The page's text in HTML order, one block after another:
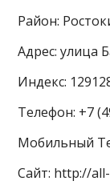
Район:
Адрес: улица
Индекс:
Телефон: +7
Мобильный
Сайт: http://